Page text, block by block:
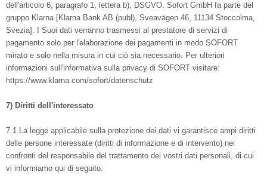
dell'articolo 6, paragrafo 1, lettera b), DSGVO. Sofort GmbH fa parte del
gruppo Klarna [Klarna Bank AB (publ), Sveavägen 46, 11134 Stoccolma,
Svezia]. I Suoi dati verranno trasmessi al prestatore di servizi di
pagamento solo per l'elaborazione dei pagamenti in modo SOFORT
mirato e solo nella misura in cui ciò sia necessario. Per ulteriori
informazioni sull'informativa sulla privacy di SOFORT visitare:
https://www.klarna.com/sofort/datenschutz
7) Diritti dell'interessato
7.1 La legge applicabile sulla protezione dei dati vi garantisce ampi diritti
delle persone interessate (diritti di informazione e di intervento) nei
confronti del responsabile del trattamento dei vostri dati personali, di cui
vi informiamo qui di seguito: